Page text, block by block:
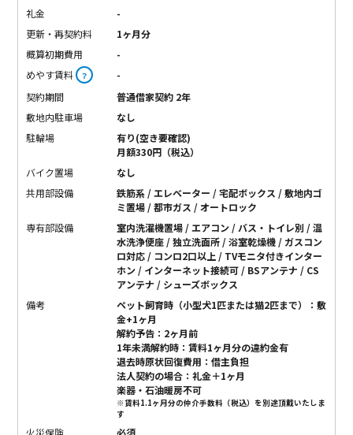
礼金
-
更新・再契約料
1ヶ月分
概算初期費用
-
めやす賃料 ？
-
契約期間
普通借家契約 2年
敷地内駐車場
なし
駐輪場
有り(空き要確認)
月額330円（税込）
バイク置場
なし
共用部設備
鉄筋系 / エレベーター / 宅配ボックス / 敷地内ゴ
ミ置場 / 都市ガス / オートロック
専有部設備
室内洗濯機置場 / エアコン / バス・トイレ別 / 温
水洗浄便座 / 独立洗面所 / 浴室乾燥機 / ガスコン
ロ対応 / コンロ2口以上 / TVモニタ付きインター
ホン / インターネット接続可 / BSアンテナ / CS
アンテナ / シューズボックス
備考
ペット飼育時（小型犬1匹または猫2匹まで）：敷
金+1ヶ月
解約予告：2ヶ月前
1年未満解約時：賃料1ヶ月分の違約金有
退去時原状回復費用：借主負担
法人契約の場合：礼金＋1ヶ月
楽器・石油暖房不可
※賃料1.1ヶ月分の仲介手数料（税込）を別途頂戴いたしま
す